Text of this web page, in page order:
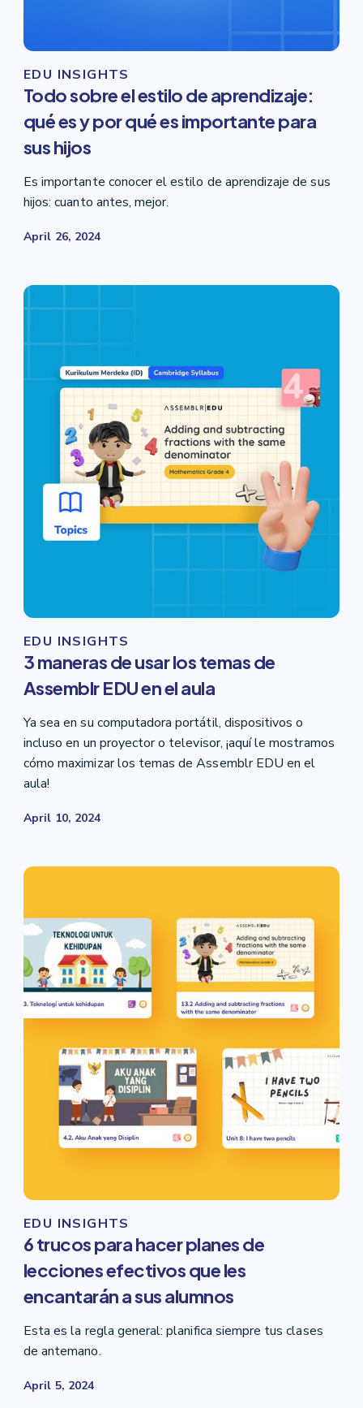
EDU INSIGHTS
Todo sobre el estilo de aprendizaje:
qué es y por qué es importante para
sus hijos
Es importante conocer el estilo de aprendizaje de sus
hijos: cuanto antes, mejor.
April 26, 2024
EDU INSIGHTS
3 maneras de usar los temas de
Assemblr EDU en el aula
Ya sea en su computadora portátil, dispositivos o
incluso en un proyector o televisor, ¡aquí le mostramos
cómo maximizar los temas de Assemblr EDU en el
aula!
April 10, 2024
EDU INSIGHTS
6 trucos para hacer planes de
lecciones efectivos que les
encantarán a sus alumnos
Esta es la regla general: planifica siempre tus clases
de antemano.
April 5, 2024